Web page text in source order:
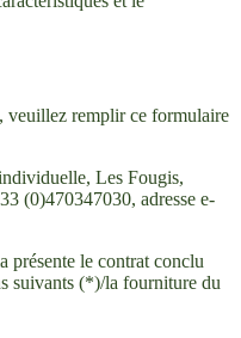
veuillez remplir ce formulaire
Les Fougis,
(0)470347030, adresse e-
présente le contrat conclu
suivants (*)/la fourniture du